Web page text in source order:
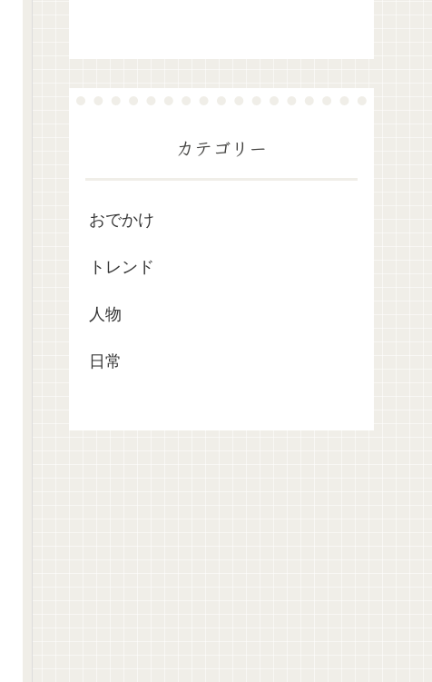
カテゴリー
おでかけ
トレンド
人物
日常